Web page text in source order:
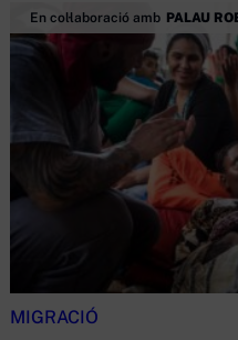
En col·laboració amb PALAU
MIGRACIÓ